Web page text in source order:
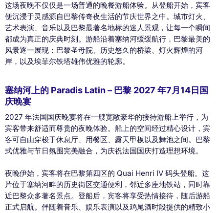
这场夜晚不仅仅是一场普通的晚餐游船体验。从登船开始，宾客
便沉浸于灵感源自巴黎传奇夜生活的节庆世界之中。城市灯火、
艺术表演、音乐以及巴黎最著名地标的迷人景观，让每一个瞬间
都成为真正的庆典时刻。游船沿着塞纳河缓缓航行，巴黎最美的
风景逐一展现：巴黎圣母院、历史悠久的桥梁、灯火辉煌的河
岸，以及埃菲尔铁塔雄伟优雅的轮廓。
塞纳河上的 Paradis Latin – 巴黎 2027 年7月14日国
庆晚宴
2027 年法国国庆晚宴将在一艘宽敞豪华的接待游船上举行，为
宾客带来舒适而尊贵的夜晚体验。船上的空间经过精心设计，宾
客可自由穿梭于休息厅、用餐区、露天甲板以及舞池之间。巴黎
式优雅与节日氛围完美融合，为庆祝法国国庆打造理想环境。
夜晚伊始，宾客将在巴黎第四区的 Quai Henri IV 码头登船。这
片位于塞纳河畔的历史街区交通便利，邻近多座地铁站，同时靠
近巴黎众多著名景点。登船后，宾客将享受热情接待，随后游船
正式启航。伴随着音乐、娱乐表演以及鸡尾酒时段提供的精致小